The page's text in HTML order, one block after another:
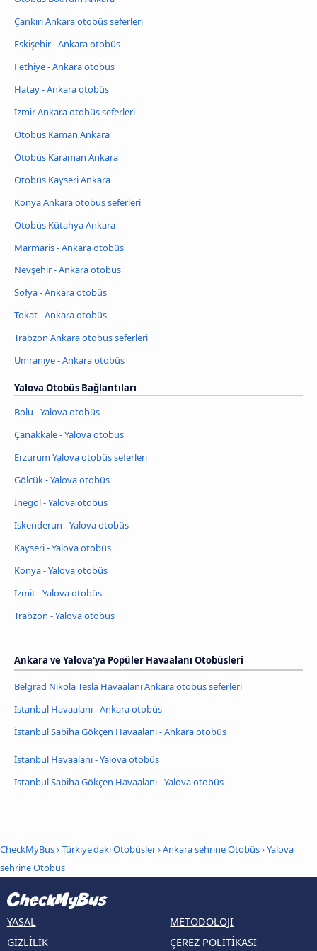
Çankırı Ankara otobüs seferleri
Eskişehir - Ankara otobüs
Fethiye - Ankara otobüs
Hatay - Ankara otobüs
İzmir Ankara otobüs seferleri
Otobüs Kaman Ankara
Otobüs Karaman Ankara
Otobüs Kayseri Ankara
Konya Ankara otobüs seferleri
Otobüs Kütahya Ankara
Marmaris - Ankara otobüs
Nevşehir - Ankara otobüs
Sofya - Ankara otobüs
Tokat - Ankara otobüs
Trabzon Ankara otobüs seferleri
Umraniye - Ankara otobüs
Yalova Otobüs Bağlantıları
Bolu - Yalova otobüs
Çanakkale - Yalova otobüs
Erzurum Yalova otobüs seferleri
Gölcük - Yalova otobüs
İnegöl - Yalova otobüs
İskenderun - Yalova otobüs
Kayseri - Yalova otobüs
Konya - Yalova otobüs
İzmit - Yalova otobüs
Trabzon - Yalova otobüs
Ankara ve Yalova'ya Popüler Havaalanı Otobüsleri
Belgrad Nikola Tesla Havaalanı Ankara otobüs seferleri
İstanbul Havaalanı - Ankara otobüs
İstanbul Sabiha Gökçen Havaalanı - Ankara otobüs
İstanbul Havaalanı - Yalova otobüs
İstanbul Sabiha Gökçen Havaalanı - Yalova otobüs
CheckMyBus›Türkiye'daki Otobüsler›Ankara sehrine Otobüs›Yalova
sehrine Otobüs
YASAL
GIZLILIK
METODOLOJI
ÇEREZ POLITIKASI